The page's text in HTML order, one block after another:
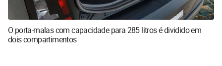
O porta-malas com capacidade para 285 litros é dividido em
dois compartimentos